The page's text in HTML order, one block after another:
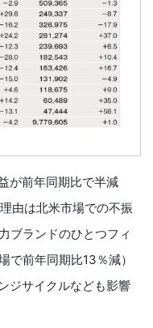
が前年同期比で半減
由は北米市場での不振
ブランドのひとつフィ
で前年同期比13％減）
ジサイクルなども影響